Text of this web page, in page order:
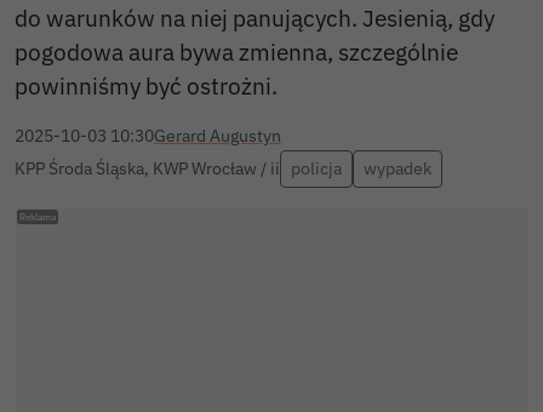
do warunków na niej panujących. Jesienią, gdy
pogodowa aura bywa zmienna, szczególnie
powinniśmy być ostrożni.
2025-10-03 10:30Gerard Augustyn
KPP Środa Śląska, KWP Wrocław / ii
policja wypadek